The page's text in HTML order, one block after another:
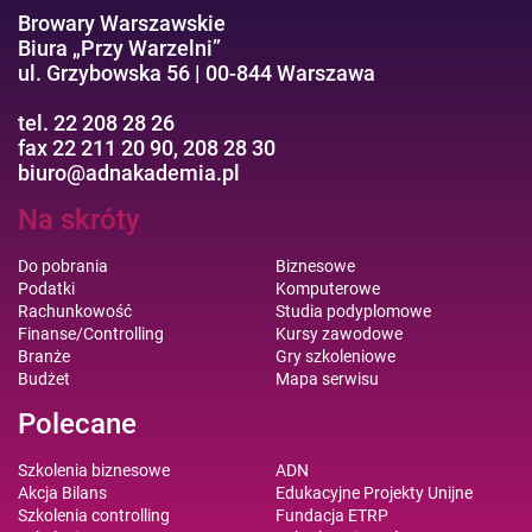
Browary Warszawskie
Biura „Przy Warzelni”
ul. Grzybowska 56 | 00-844 Warszawa
tel. 22 208 28 26
fax 22 211 20 90, 208 28 30
biuro@adnakademia.pl
Na skróty
Do pobrania
Podatki
Rachunkowość
Finanse/Controlling
Branże
Budżet
Biznesowe
Komputerowe
Studia podyplomowe
Kursy zawodowe
Gry szkoleniowe
Mapa serwisu
Polecane
Szkolenia biznesowe
Akcja Bilans
Szkolenia controlling
ADN
Edukacyjne Projekty Unijne
Fundacja ETRP